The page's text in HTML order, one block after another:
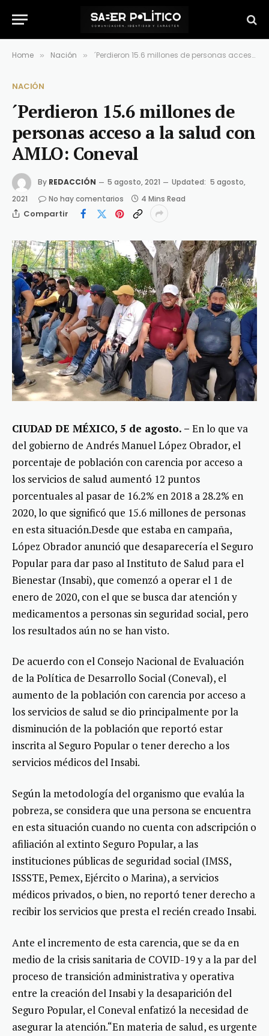
Home » Nación » ´Perdieron 15.6 millones de personas acceso a la salud con AMLO: Coneval
NACIÓN
´Perdieron 15.6 millones de
personas acceso a la salud con
AMLO: Coneval
By REDACCIÓN 5 agosto, 2021 Updated: 5 agosto,
2021
No hay comentarios 4 Mins Read
Compartir
CIUDAD DE MÉXICO, 5 de agosto. – En lo que va
del gobierno de Andrés Manuel López Obrador, el
porcentaje de población con carencia por acceso a
los servicios de salud aumentó 12 puntos
porcentuales al pasar de 16.2% en 2018 a 28.2% en
2020, lo que significó que 15.6 millones de personas
en esta situación.Desde que estaba en campaña,
López Obrador anunció que desaparecería el Seguro
Popular para dar paso al Instituto de Salud para el
Bienestar (Insabi), que comenzó a operar el 1 de
enero de 2020, con el que se busca dar atención y
medicamentos a personas sin seguridad social, pero
los resultados aún no se han visto.
De acuerdo con el Consejo Nacional de Evaluación
de la Política de Desarrollo Social (Coneval), el
aumento de la población con carencia por acceso a
los servicios de salud se dio principalmente por la
disminución de la población que reportó estar
inscrita al Seguro Popular o tener derecho a los
servicios médicos del Insabi.
Según la metodología del organismo que evalúa la
pobreza, se considera que una persona se encuentra
en esta situación cuando no cuenta con adscripción o
afiliación al extinto Seguro Popular, a las
instituciones públicas de seguridad social (IMSS,
ISSSTE, Pemex, Ejército o Marina), a servicios
médicos privados, o bien, no reportó tener derecho a
recibir los servicios que presta el recién creado Insabi.
Ante el incremento de esta carencia, que se da en
medio de la crisis sanitaria de COVID-19 y a la par del
proceso de transición administrativa y operativa
entre la creación del Insabi y la desaparición del
Seguro Popular, el Coneval enfatizó la necesidad de
asegurar la atención.“En materia de salud, es urgente